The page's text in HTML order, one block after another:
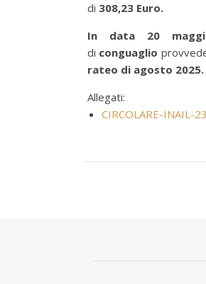
di 308,23 Euro.
In data 20
di conguaglio
rateo di agosto 2025.
Allegati:
CIRCOLARE-INAIL-